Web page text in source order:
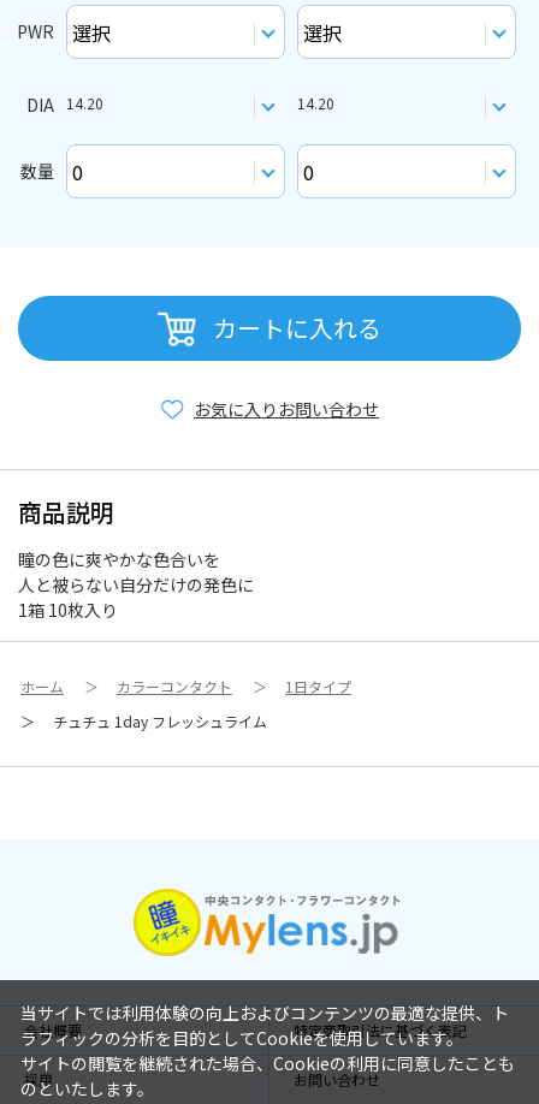
PWR
DIA 14.20 14.20
数量
カートに入れる
お問い合わせ
お気に入り
商品説明
瞳の色に爽やかな色合いを
人と被らない自分だけの発色に
1箱 10枚入り
ホーム ＞ カラーコンタクト ＞
1日タイプ
＞
チュチュ 1day フレッシュライム
会社概要 特定商取引法に基づく表記
採用 お問い合わせ
当サイトでは利用体験の向上およびコンテンツの最適な提供、ト
ラフィックの分析を目的としてCookieを使用しています。
サイトの閲覧を継続された場合、Cookieの利用に同意したことも
のといたします。